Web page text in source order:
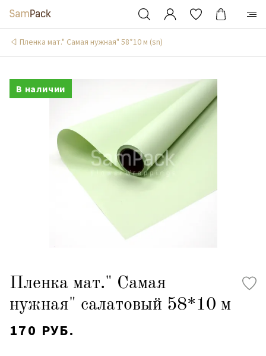
Пленка мат." Самая нужная" 58*10 м (sn)
В наличии
Пленка мат." Самая
нужная" салатовый 58*10 м
170 РУБ.